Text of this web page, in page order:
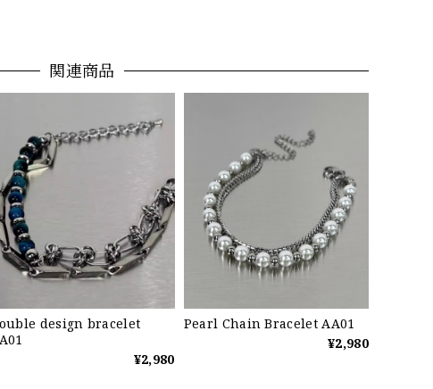
関連商品
design bracelet
¥2,980
Pearl Chain Bracelet AA01
¥2,980